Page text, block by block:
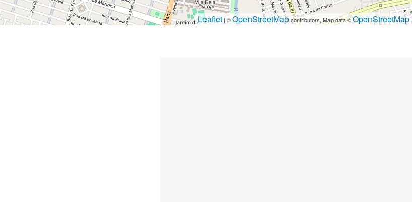
Leaflet | ©OpenStreetMapcontributors, Map data ©OpenStreetMap